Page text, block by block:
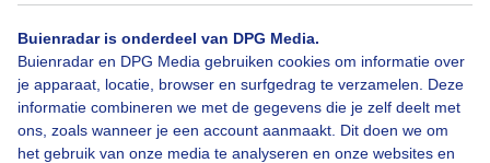
Buienradar is onderdeel van DPG Media.
Buienradar en DPG Media gebruiken cookies om informatie over
je apparaat, locatie, browser en surfgedrag te verzamelen. Deze
informatie combineren we met de gegevens die je zelf deelt met
ons, zoals wanneer je een account aanmaakt. Dit doen we om
het gebruik van onze media te analyseren en onze websites en
Bekijk slideshow